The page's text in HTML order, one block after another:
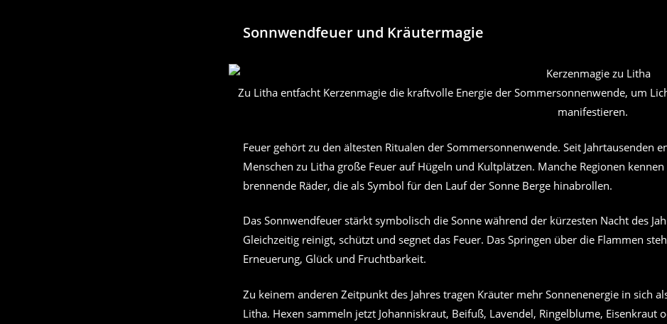
Sonnwendfeuer und Kräutermagie
Zu Litha entfacht Kerzenmagie die kraftvolle Energie der Sommersonnenwende, um
manifestieren.
Feuer gehört zu den ältesten Ritualen der Sommersonnenwende. Seit Jahrtausenden
Menschen zu Litha große Feuer auf Hügeln und Kultplätzen. Manche Regionen
brennende Räder, die als Symbol für den Lauf der Sonne Berge hinabrollen.
Das Sonnwendfeuer stärkt symbolisch die Sonne während der kürzesten Nacht des
Gleichzeitig reinigt, schützt und segnet das Feuer. Das Springen über die Flammen
Erneuerung, Glück und Fruchtbarkeit.
Zu keinem anderen Zeitpunkt des Jahres tragen Kräuter mehr Sonnenenergie in sich
Litha. Hexen sammeln jetzt Johanniskraut, Beifuß, Lavendel, Ringelblume, Eisenkraut